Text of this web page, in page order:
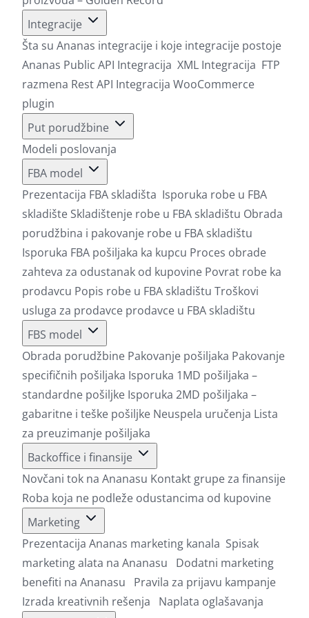
Integracije
Šta su Ananas integracije i koje integracije postoje
Ananas Public API Integracija XML Integracija FTP
razmena Rest API Integracija WooCommerce
plugin
Put porudžbine
Modeli poslovanja
FBA model
Prezentacija FBA skladišta Isporuka robe u FBA
skladište Skladištenje robe u FBA skladištu Obrada
porudžbina i pakovanje robe u FBA skladištu
Isporuka FBA pošiljaka ka kupcu Proces obrade
zahteva za odustanak od kupovine Povrat robe ka
prodavcu Popis robe u FBA skladištu Troškovi
usluga za prodavce prodavce u FBA skladištu
FBS model
Obrada porudžbine Pakovanje pošiljaka Pakovanje
specifičnih pošiljaka Isporuka 1MD pošiljaka –
standardne pošiljke Isporuka 2MD pošiljaka –
gabaritne i teške pošiljke Neuspela uručenja Lista
za preuzimanje pošiljaka
Backoffice i finansije
Novčani tok na Ananasu Kontakt grupe za finansije
Roba koja ne podleže odustancima od kupovine
Marketing
Prezentacija Ananas marketing kanala Spisak
marketing alata na Ananasu Dodatni marketing
benefiti na Ananasu Pravila za prijavu kampanje
Izrada kreativnih rešenja Naplata oglašavanja